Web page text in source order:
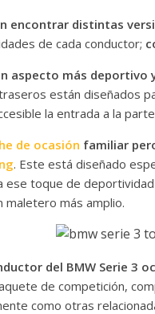
encontrar distintas
de cada conductor;
aspecto más deportivo
están diseñados
la entrada a la
de ocasión familiar
. Este está diseñado
ese toque de
maletero más amplio.
del BMW Serie 3
de competición,
como otras